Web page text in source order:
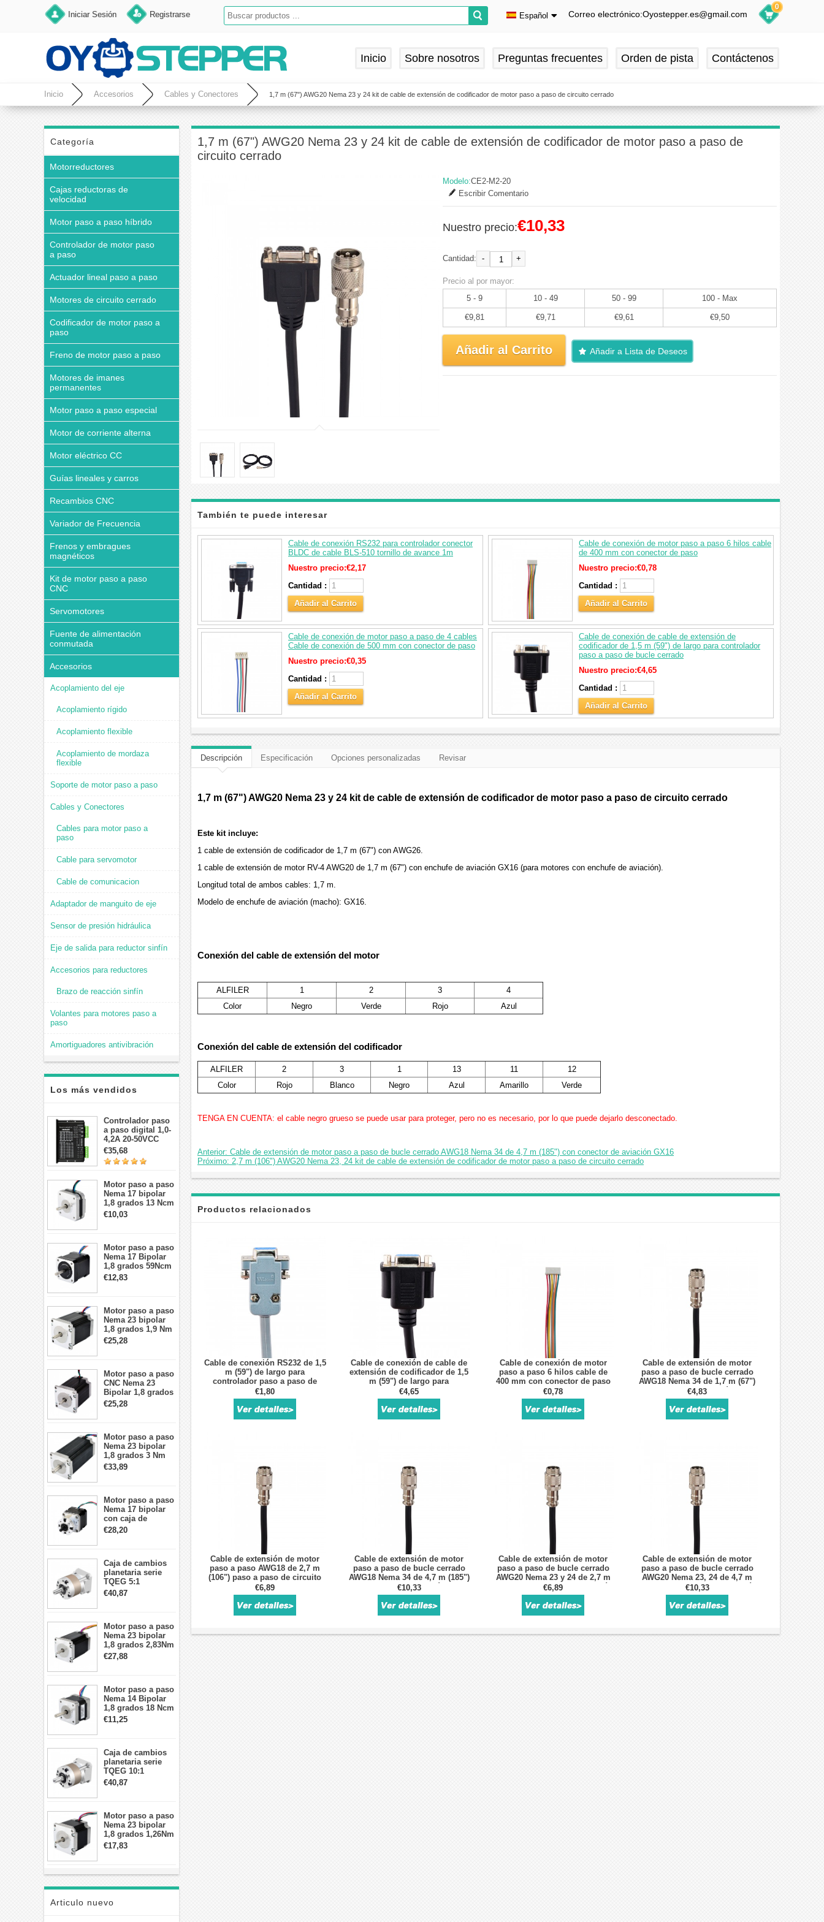
Iniciar Sesión Registrarse Español
Deutsch
Español
Correo electrónico:Oyostepper.es@gmail.com
0
Inicio Sobre nosotros Preguntas frecuentes Orden de pista Contáctenos
Inicio Accesorios Cables y Conectores 1,7 m (67") AWG20 Nema 23 y 24 kit de cable de extensión de codificador de motor paso a paso de circuito cerrado
Categoría
Motorreductores
Cajas reductoras de
velocidad
Motor paso a paso híbrido
Controlador de motor paso
a paso
Actuador lineal paso a paso
Motores de circuito cerrado
Codificador de motor paso a
paso
Freno de motor paso a paso
Motores de imanes
permanentes
Motor paso a paso especial
Motor de corriente alterna
Motor eléctrico CC
Guías lineales y carros
Recambios CNC
Variador de Frecuencia
Frenos y embragues
magnéticos
Kit de motor paso a paso
CNC
Servomotores
Fuente de alimentación
conmutada
Accesorios
Acoplamiento del eje
Acoplamiento rígido
Acoplamiento flexible
Acoplamiento de mordaza
flexible
Soporte de motor paso a paso
Cables y Conectores
Cables para motor paso a
paso
Cable para servomotor
Cable de comunicacion
Adaptador de manguito de eje
Sensor de presión hidráulica
Eje de salida para reductor sinfín
Accesorios para reductores
Brazo de reacción sinfín
Volantes para motores paso a
paso
Amortiguadores antivibración
Los más vendidos
Controlador paso
a paso digital 1,0-
4,2A 20-50VCC
para motor paso a
paso Nema 17, 23,
24
€35,68
Motor paso a paso
Nema 17 bipolar
1,8 grados 13 Ncm
1A 3,5 V
42x42x20mm 4
€10,03
Motor paso a paso
Nema 17 Bipolar
1,8 grados 59Ncm
2A 42x48mm 4
cables compatible
€12,83
Motor paso a paso
Nema 23 bipolar
1,8 grados 1,9 Nm
2,8 A 3,2 V
57x57x76mm 4
€25,28
Motor paso a paso
CNC Nema 23
Bipolar 1,8 grados
1,9 Nm 3A 3,36 V
57x57x76mm 4
€25,28
Motor paso a paso
Nema 23 bipolar
1,8 grados 3 Nm
4,2A 57x57x114mm
motor paso a paso
€33,89
Motor paso a paso
Nema 17 bipolar
con caja de
cambios planetaria
5:1 longitud 33mm
Robot CNC DIY
€28,20
Caja de cambios
planetaria serie
TQEG 5:1
contragolpe 15
arcmin para motor
€40,87
Motor paso a paso
Nema 23 bipolar
1,8 grados 2,83Nm
4A 2,26 V
57x57x84mm 8
€27,88
Motor paso a paso
Nema 14 Bipolar
1,8 grados 18 Ncm
0,8 A 5,74 V 35 x
35 x 34 mm 4
€11,25
Caja de cambios
planetaria serie
TQEG 10:1
contragolpe 15
arcmin para motor
€40,87
Motor paso a paso
Nema 23 bipolar
1,8 grados 1,26Nm
2,8A 2,5V
57x57x56mm 4
€17,83
Articulo nuevo
1,7 m (67") AWG20 Nema 23 y 24 kit de cable de extensión de codificador de motor paso a paso de
circuito cerrado
Modelo:CE2-M2-20
Escribir Comentario
Nuestro precio:€10,33
Cantidad: - +
Precio al por mayor:
5 - 9
10 - 49 50 - 99 100 - Max
€9,81 €9,71 €9,61 €9,50
Añadir al Carrito Añadir a Lista de Deseos
También te puede interesar
Cable de conexión RS232 para controlador conector
BLDC de cable BLS-510 tornillo de avance 1m
Nuestro precio:€2,17
Cantidad :
Añadir al Carrito
Cable de conexión de motor paso a paso 6 hilos cable
de 400 mm con conector de paso
Nuestro precio:€0,78
Cantidad :
Añadir al Carrito
Cable de conexión de motor paso a paso de 4 cables
Cable de conexión de 500 mm con conector de paso
Nuestro precio:€0,35
Cantidad :
Añadir al Carrito
Cable de conexión de cable de extensión de
codificador de 1,5 m (59") de largo para controlador
paso a paso de bucle cerrado
Nuestro precio:€4,65
Cantidad :
Añadir al Carrito
Descripción Especificación Opciones personalizadas Revisar
1,7 m (67") AWG20 Nema 23 y 24 kit de cable de extensión de codificador de motor paso a paso de circuito cerrado
Este kit incluye:
1 cable de extensión de codificador de 1,7 m (67") con AWG26.
1 cable de extensión de motor RV-4 AWG20 de 1,7 m (67") con enchufe de aviación GX16 (para motores con enchufe de aviación).
Longitud total de ambos cables: 1,7 m.
Modelo de enchufe de aviación (macho): GX16.
Conexión del cable de extensión del motor
ALFILER 1 2 3
4
Color
Negro Verde Rojo Azul
Conexión del cable de extensión del codificador
ALFILER 2 3 1 13 11
12
Color
Rojo Blanco Negro Azul Amarillo Verde
TENGA EN CUENTA: el cable negro grueso se puede usar para proteger, pero no es necesario, por lo que puede dejarlo desconectado.
Anterior: Cable de extensión de motor paso a paso de bucle cerrado AWG18 Nema 34 de 4,7 m (185") con conector de aviación GX16
Próximo: 2,7 m (106") AWG20 Nema 23, 24 kit de cable de extensión de codificador de motor paso a paso de circuito cerrado
Productos relacionados
Cable de conexión RS232 de 1,5
m (59") de largo para
controlador paso a paso de
bucle cerrado
€1,80
Cable de conexión de cable de
extensión de codificador de 1,5
m (59") de largo para
controlador paso a paso de
bucle cerrado
€4,65
Cable de conexión de motor
paso a paso 6 hilos cable de
400 mm con conector de paso
€0,78
Cable de extensión de motor
paso a paso de bucle cerrado
AWG18 Nema 34 de 1,7 m (67")
con conector de aviación GX16
€4,83
Cable de extensión de motor
paso a paso AWG18 de 2,7 m
(106") paso a paso de circuito
cerrado Nema 34
€6,89
Cable de extensión de motor
paso a paso de bucle cerrado
AWG18 Nema 34 de 4,7 m (185")
con conector de aviación GX16
€10,33
Cable de extensión de motor
paso a paso de bucle cerrado
AWG20 Nema 23 y 24 de 2,7 m
(106") con conector de aviación
GX16
€6,89
Cable de extensión de motor
paso a paso de bucle cerrado
AWG20 Nema 23, 24 de 4,7 m
(185") con conector de aviación
GX16
€10,33